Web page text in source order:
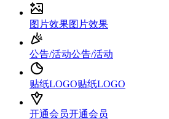
图片效果图片效果
公告/活动公告/活动
贴纸LOGO贴纸LOGO
开通会员开通会员